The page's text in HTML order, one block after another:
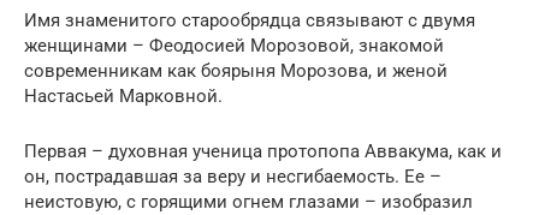
Имя знаменитого старообрядца связывают с двумя
женщинами – Феодосией Морозовой, знакомой
современникам как боярыня Морозова, и женой
Настасьей Марковной.
Первая – духовная ученица протопопа Аввакума, как и
он, пострадавшая за веру и несгибаемость. Ее –
неистовую, с горящими огнем глазами – изобразил